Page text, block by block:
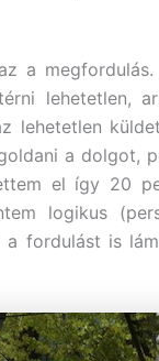
a megfordulás.
lehetetlen,
lehetetlen
a dolgot,
el így 20
logikus
fordulást is